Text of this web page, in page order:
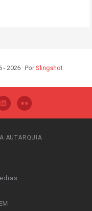
2026 · PorSlingshot
AUTARQUIA